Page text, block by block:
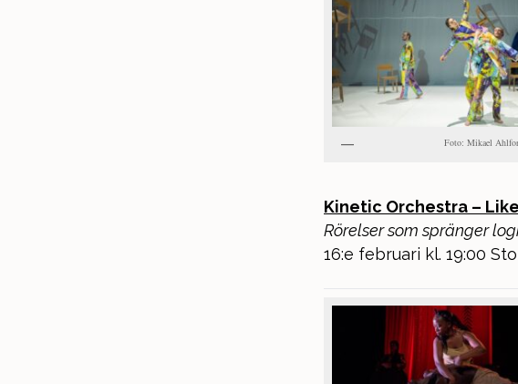
Foto: Mikael
Kinetic Orchestra –
Rörelser som spränger
16:e februari kl. 19:00